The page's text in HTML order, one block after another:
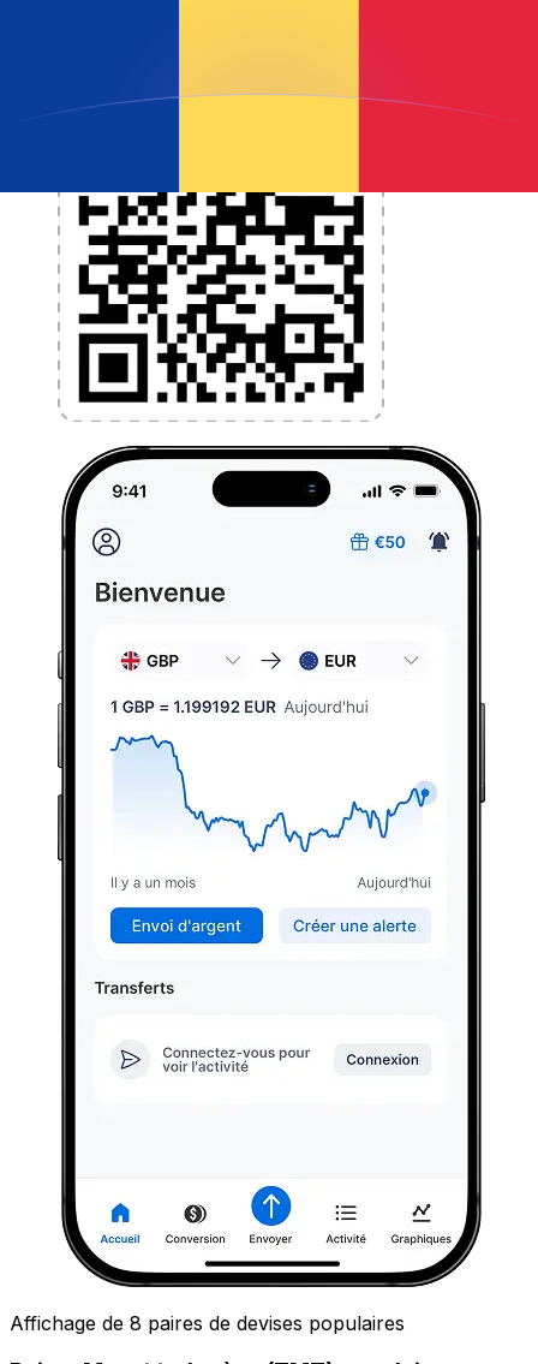
Affichage de 8 paires de devises populaires